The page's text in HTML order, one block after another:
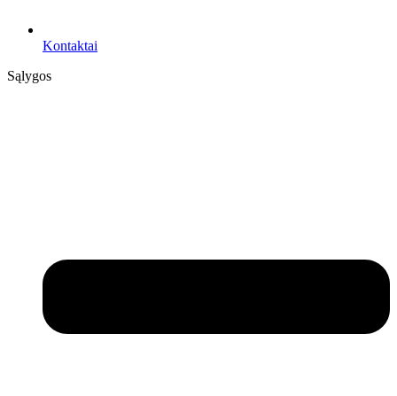
Kontaktai
Sąlygos